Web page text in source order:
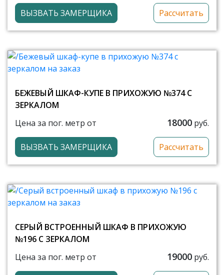
ВЫЗВАТЬ ЗАМЕРЩИКА Рассчитать
БЕЖЕВЫЙ ШКАФ-КУПЕ В ПРИХОЖУЮ №374 С
ЗЕРКАЛОМ
Цена за пог. метр от
18000 руб.
ВЫЗВАТЬ ЗАМЕРЩИКА Рассчитать
СЕРЫЙ ВСТРОЕННЫЙ ШКАФ В ПРИХОЖУЮ
№196 С ЗЕРКАЛОМ
Цена за пог. метр от
19000 руб.